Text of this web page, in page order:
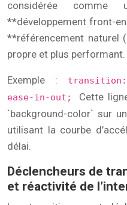
considérée comme
**développement front-
**référencement naturel
propre et plus performant.
Exemple :
ease-in-out; Cette
`background-color` sur
utilisant la courbe
délai.
Déclencheurs de
et réactivité de